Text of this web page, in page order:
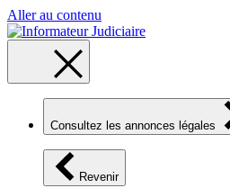
Aller au contenu
Consultez les annonces légales
Revenir